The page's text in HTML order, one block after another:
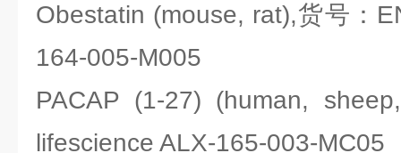
Obestatin (mouse, rat),货号：
164-005-M005
PACAP (1-27) (human,
lifescience ALX-165-003-MC05